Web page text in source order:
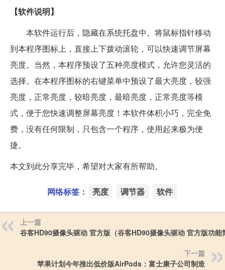
【软件说明】
本软件运行后，隐藏在系统托盘中。将鼠标指针移动
到本程序图标上，直接上下拨动滚轮，可以快速调节屏幕
亮度。当然，本程序预设了五种亮度模式，允许您灵活的
选择。在本程序图标的右键菜单中预设了最大亮度，较强
亮度，正常亮度，较暗亮度，最暗亮度，正常亮度等模
式，便于您快速调整屏幕亮度！本软件体积小巧，完全免
费，没有任何限制，只包含一个程序，使用起来极为便
捷。
本文到此分享完毕，希望对大家有所帮助。
网络标签： 亮度 调节器 软件
上一篇
谷客HD90摄像头驱动 官方版（谷客HD90摄像头驱动 官方版功能
下一篇
苹果计划今年推出低价版AirPods：富士康子公司制造